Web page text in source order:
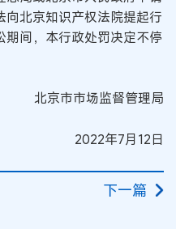
北京知识产权法院提起行
间，本行政处罚决定不停
北京市市场监督管理局
2022年7月12日
下一篇